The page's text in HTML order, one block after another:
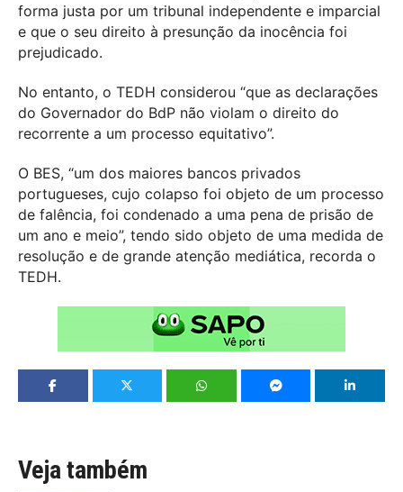
forma justa por um tribunal independente e imparcial
e que o seu direito à presunção da inocência foi
prejudicado.
No entanto, o TEDH considerou “que as declarações
do Governador do BdP não violam o direito do
recorrente a um processo equitativo”.
O BES, “um dos maiores bancos privados
portugueses, cujo colapso foi objeto de um processo
de falência, foi condenado a uma pena de prisão de
um ano e meio”, tendo sido objeto de uma medida de
resolução e de grande atenção mediática, recorda o
TEDH.
Veja também